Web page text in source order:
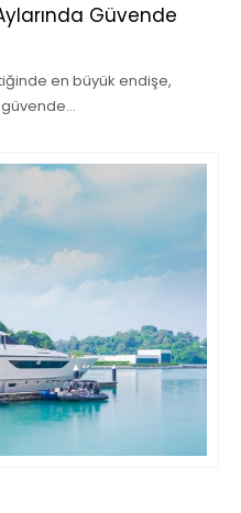
Aylarında Güvende
en büyük endişe,